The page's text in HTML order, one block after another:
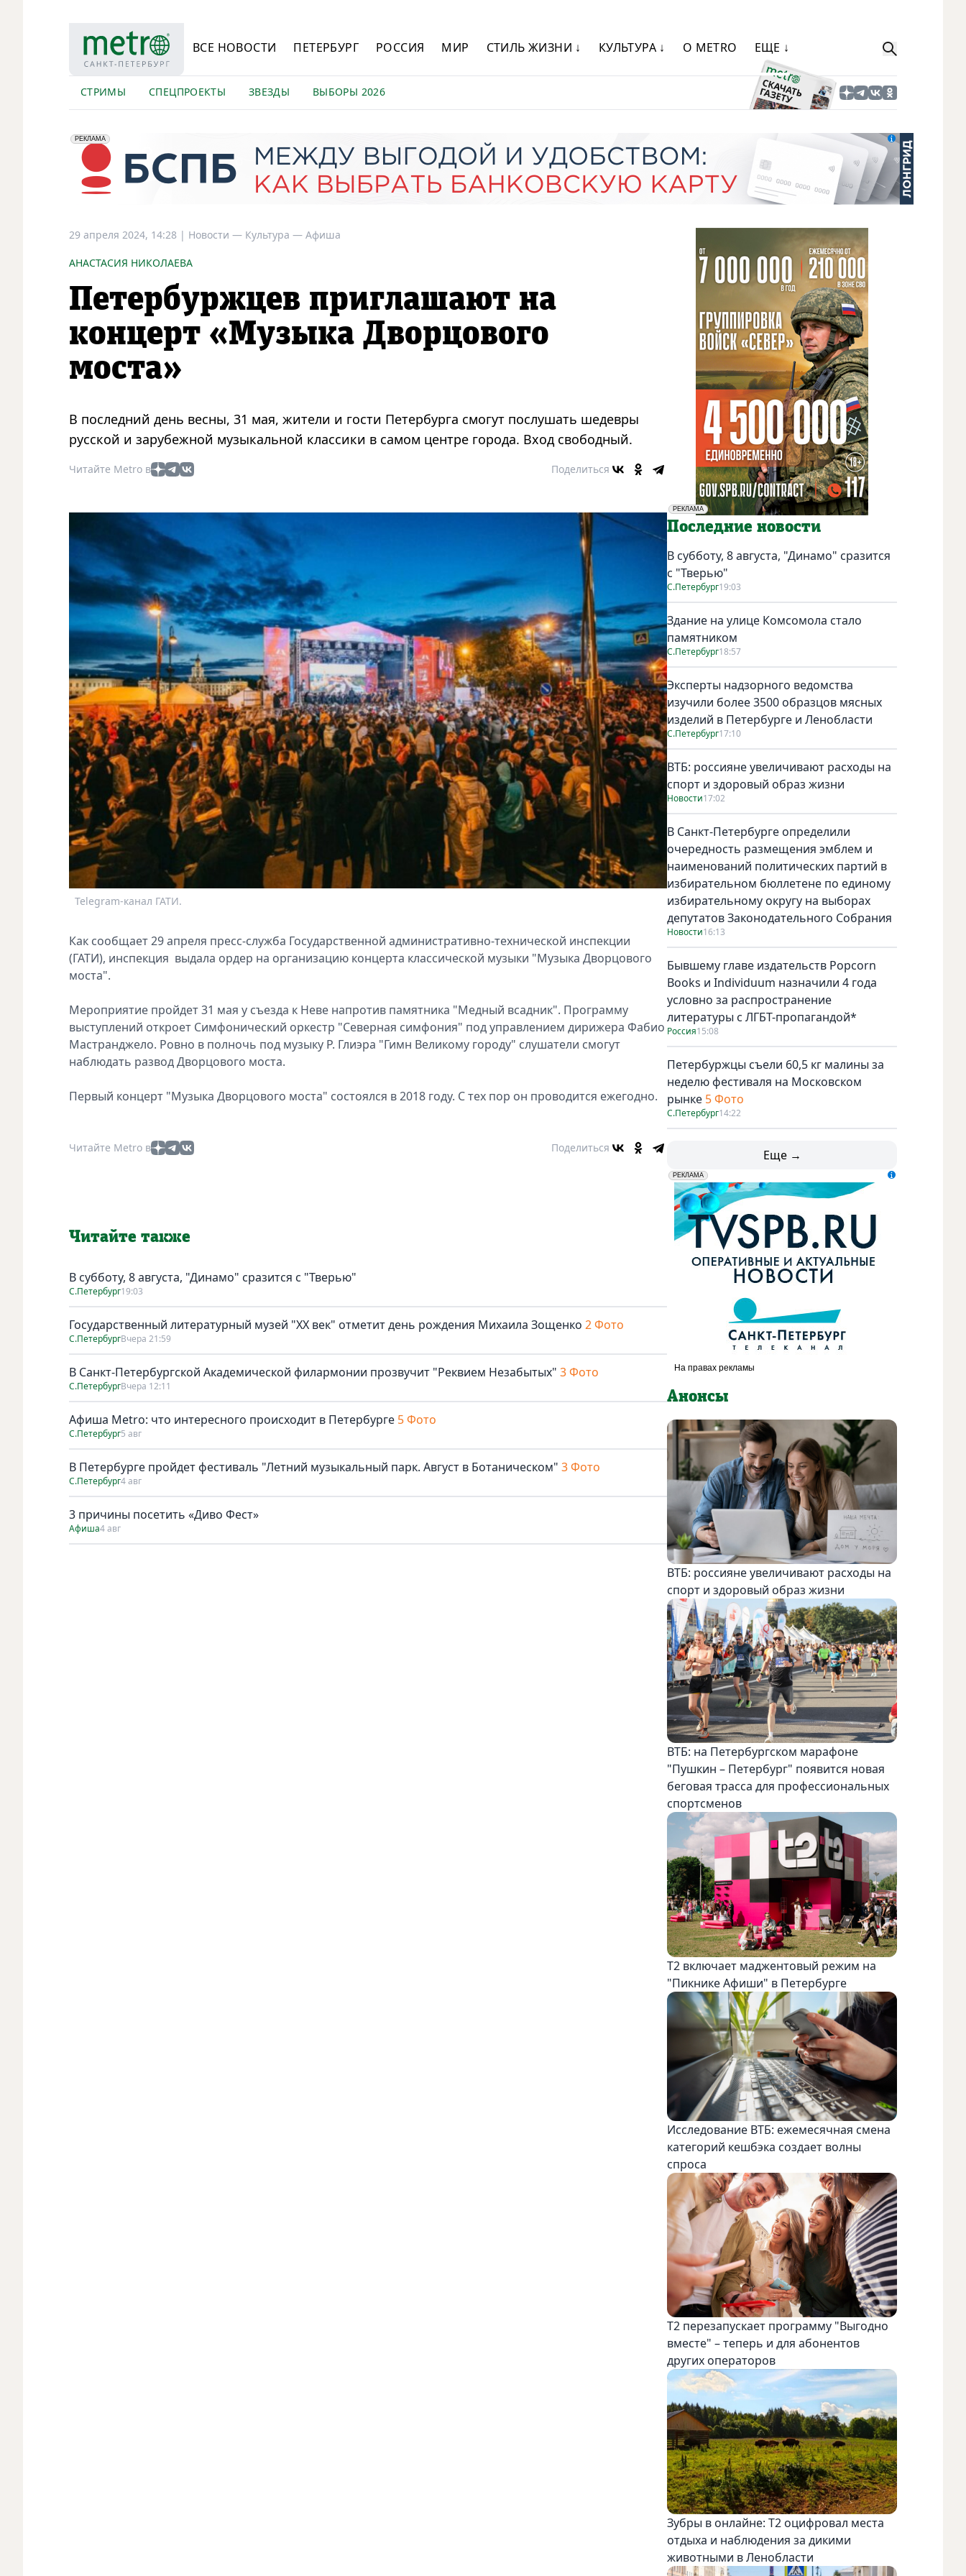
ВСЕ НОВОСТИ ПЕТЕРБУРГ РОССИЯ МИР СТИЛЬ ЖИЗНИ ↓ КУЛЬТУРА ↓ О METRO ЕЩЕ ↓
СТРИМЫ СПЕЦПРОЕКТЫ ЗВЕЗДЫ ВЫБОРЫ 2026
erid: 2VfnxyFybV5
РЕКЛАМА
ПАО "Банк "Санкт-Петербург", ИНН: 7831000027
29 апреля 2024, 14:28 | Новости — Культура — Афиша
АНАСТАСИЯ НИКОЛАЕВА
Петербуржцев приглашают на
концерт «Музыка Дворцового
моста»
В последний день весны, 31 мая, жители и гости Петербурга смогут послушать шедевры
русской и зарубежной музыкальной классики в самом центре города. Вход свободный.
Читайте Metro в Поделиться
Telegram-канал ГАТИ.
Как сообщает 29 апреля пресс-служба Государственной административно-технической инспекции
(ГАТИ), инспекция выдала ордер на организацию концерта классической музыки "Музыка Дворцового
моста".
Мероприятие пройдет 31 мая у съезда к Неве напротив памятника "Медный всадник". Программу
выступлений откроет Симфонический оркестр "Северная симфония" под управлением дирижера Фабио
Мастранджело. Ровно в полночь под музыку Р. Глиэра "Гимн Великому городу" слушатели смогут
наблюдать развод Дворцового моста.
Первый концерт "Музыка Дворцового моста" состоялся в 2018 году. С тех пор он проводится ежегодно.
Читайте Metro в Поделиться
Читайте также
В субботу, 8 августа, "Динамо" сразится с "Тверью"
С.Петербург19:03
Государственный литературный музей "ХХ век" отметит день рождения Михаила Зощенко 2 Фото
С.ПетербургВчера 21:59
В Санкт-Петербургской Академической филармонии прозвучит "Реквием Незабытых" 3 Фото
С.ПетербургВчера 12:11
Афиша Metro: что интересного происходит в Петербурге 5 Фото
С.Петербург5 авг
В Петербурге пройдет фестиваль "Летний музыкальный парк. Август в Ботаническом" 3 Фото
С.Петербург4 авг
3 причины посетить «Диво Фест»
Афиша4 авг
РЕКЛАМА
Социальная реклама
Последние новости
В субботу, 8 августа, "Динамо" сразится
с "Тверью"
С.Петербург19:03
Здание на улице Комсомола стало
памятником
С.Петербург18:57
Эксперты надзорного ведомства
изучили более 3500 образцов мясных
изделий в Петербурге и Ленобласти
С.Петербург17:10
ВТБ: россияне увеличивают расходы на
спорт и здоровый образ жизни
Новости17:02
В Санкт-Петербурге определили
очередность размещения эмблем и
наименований политических партий в
избирательном бюллетене по единому
избирательному округу на выборах
депутатов Законодательного Собрания
Новости16:13
Бывшему главе издательств Popcorn
Books и Individuum назначили 4 года
условно за распространение
литературы с ЛГБТ-пропагандой*
Россия15:08
Петербуржцы съели 60,5 кг малины за
неделю фестиваля на Московском
рынке 5 Фото
С.Петербург14:22
Еще →
erid: LdtCK5udn
РЕКЛАМА
АО "ГАТР", ИНН: 7841320717
Анонсы
ВТБ: россияне увеличивают расходы на
спорт и здоровый образ жизни
ВТБ: на Петербургском марафоне
"Пушкин – Петербург" появится новая
беговая трасса для профессиональных
спортсменов
Т2 включает маджентовый режим на
"Пикнике Афиши" в Петербурге
Исследование ВТБ: ежемесячная смена
категорий кешбэка создает волны
спроса
Т2 перезапускает программу "Выгодно
вместе" – теперь и для абонентов
других операторов
Зубры в онлайне: Т2 оцифровал места
отдыха и наблюдения за дикими
животными в Ленобласти